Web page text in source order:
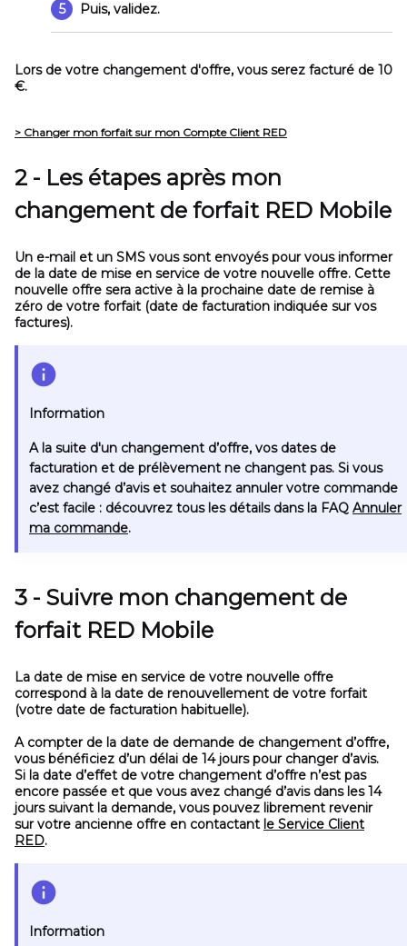
5 Puis, validez.
Lors de votre changement d'offre, vous serez facturé de 10
€.
> Changer mon forfait sur mon Compte Client RED
2 - Les étapes après mon
changement de forfait RED Mobile
Un e-mail et un SMS vous sont envoyés pour vous informer
de la date de mise en service de votre nouvelle offre. Cette
nouvelle offre sera active à la prochaine date de remise à
zéro de votre forfait (date de facturation indiquée sur vos
factures).
Information
A la suite d'un changement d’offre, vos dates de
facturation et de prélèvement ne changent pas. Si vous
avez changé d’avis et souhaitez annuler votre commande
c’est facile : découvrez tous les détails dans la FAQ Annuler
ma commande.
3 - Suivre mon changement de
forfait RED Mobile
La date de mise en service de votre nouvelle offre
correspond à la date de renouvellement de votre forfait
(votre date de facturation habituelle).
A compter de la date de demande de changement d’offre,
vous bénéficiez d’un délai de 14 jours pour changer d’avis.
Si la date d’effet de votre changement d’offre n’est pas
encore passée et que vous avez changé d’avis dans les 14
jours suivant la demande, vous pouvez librement revenir
sur votre ancienne offre en contactant le Service Client
RED.
Information